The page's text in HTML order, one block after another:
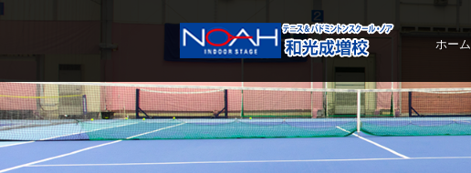
メニューは右にあるアイコンをタップ
ホーム